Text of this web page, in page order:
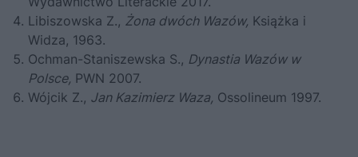
Libiszowska Z., Żona dwóch Wazów, Książka i
Widza, 1963.
Ochman-Staniszewska S., Dynastia Wazów w
Polsce, PWN 2007.
Wójcik Z., Jan Kazimierz Waza, Ossolineum 1997.